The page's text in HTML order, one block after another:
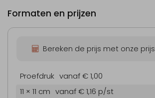
Formaten en prijzen
Bereken de prijs met onze
Proefdruk vanaf € 1,00
11 × 11 cm vanaf € 1,16 p/st